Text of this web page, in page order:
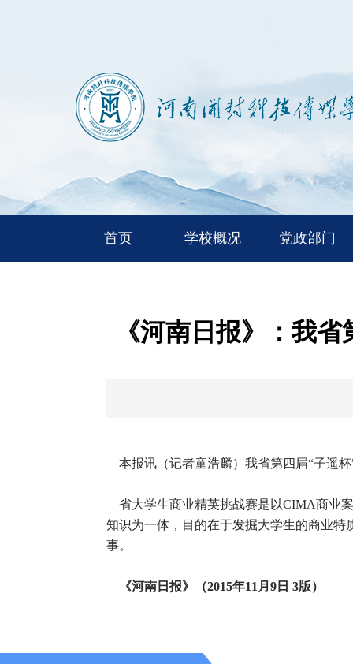
首页 学校概况 党政部门
《河南日报》：我
本报讯（记者童浩麟）我省第四届“子遥
省大学生商业精英挑战赛是以CIMA商业
知识为一体，目的在于发掘大学生的商业
事。
《河南日报》（2015年11月9日 3版）